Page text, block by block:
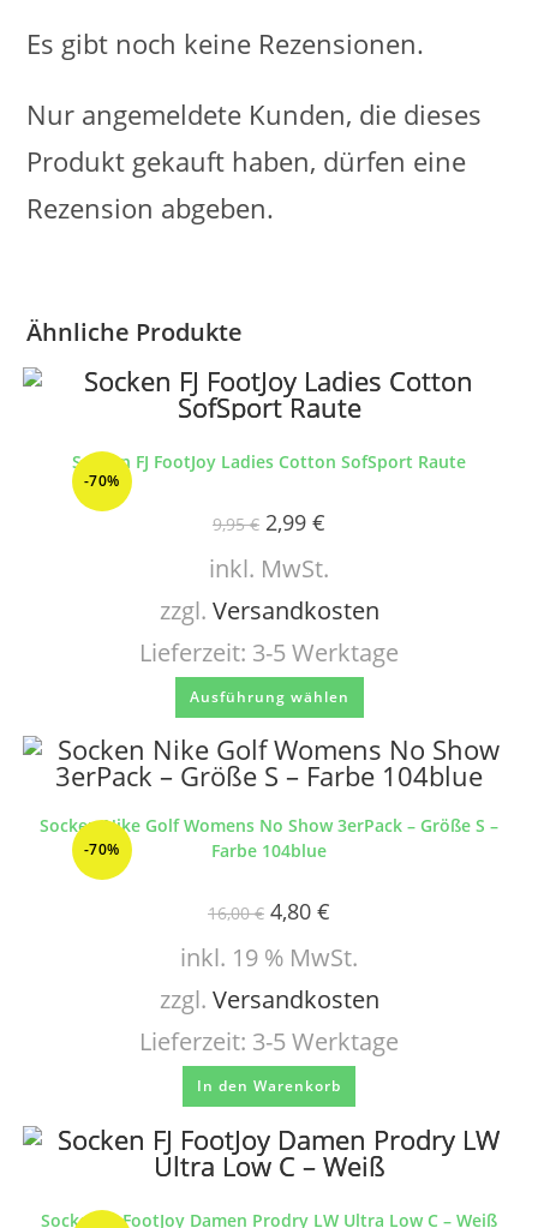
Es gibt noch keine Rezensionen.
Nur angemeldete Kunden, die dieses
Produkt gekauft haben, dürfen eine
Rezension abgeben.
Ähnliche Produkte
-70%
Socken FJ FootJoy Ladies Cotton SofSport Raute
9,95€ 2,99 €
inkl. MwSt.
zzgl. Versandkosten
Lieferzeit: 3-5 Werktage
Ausführung wählen
-70%
Socken Nike Golf Womens No Show 3erPack – Größe S –
Farbe 104blue
16,00€ 4,80 €
inkl. 19 % MwSt.
zzgl. Versandkosten
Lieferzeit: 3-5 Werktage
In den Warenkorb
Socken FJ FootJoy Damen Prodry LW Ultra Low C – Weiß